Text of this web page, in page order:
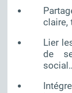
claire,
Lier
de